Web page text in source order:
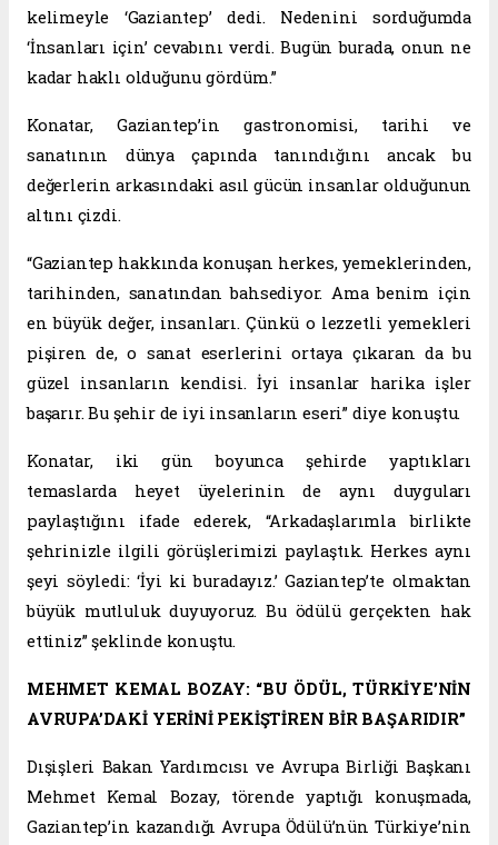
kelimeyle ‘Gaziantep’ dedi. Nedenini sorduğumda
‘İnsanları için’ cevabını verdi. Bugün burada, onun ne
kadar haklı olduğunu gördüm.”
Konatar, Gaziantep’in gastronomisi, tarihi ve
sanatının dünya çapında tanındığını ancak bu
değerlerin arkasındaki asıl gücün insanlar olduğunun
altını çizdi.
“Gaziantep hakkında konuşan herkes, yemeklerinden,
tarihinden, sanatından bahsediyor. Ama benim için
en büyük değer, insanları. Çünkü o lezzetli yemekleri
pişiren de, o sanat eserlerini ortaya çıkaran da bu
güzel insanların kendisi. İyi insanlar harika işler
başarır. Bu şehir de iyi insanların eseri” diye konuştu.
Konatar, iki gün boyunca şehirde yaptıkları
temaslarda heyet üyelerinin de aynı duyguları
paylaştığını ifade ederek, “Arkadaşlarımla birlikte
şehrinizle ilgili görüşlerimizi paylaştık. Herkes aynı
şeyi söyledi: ‘İyi ki buradayız.’ Gaziantep’te olmaktan
büyük mutluluk duyuyoruz. Bu ödülü gerçekten hak
ettiniz” şeklinde konuştu.
MEHMET KEMAL BOZAY: “BU ÖDÜL, TÜRKİYE’NİN
AVRUPA’DAKİ YERİNİ PEKİŞTİREN BİR BAŞARIDIR”
Dışişleri Bakan Yardımcısı ve Avrupa Birliği Başkanı
Mehmet Kemal Bozay, törende yaptığı konuşmada,
Gaziantep’in kazandığı Avrupa Ödülü’nün Türkiye’nin